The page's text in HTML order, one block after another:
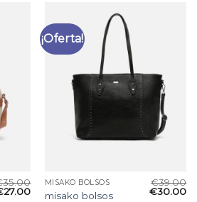
35.00
27.00
¡Oferta!
MISAKO BOLSOS
misako bolsos
€39.00
€30.00